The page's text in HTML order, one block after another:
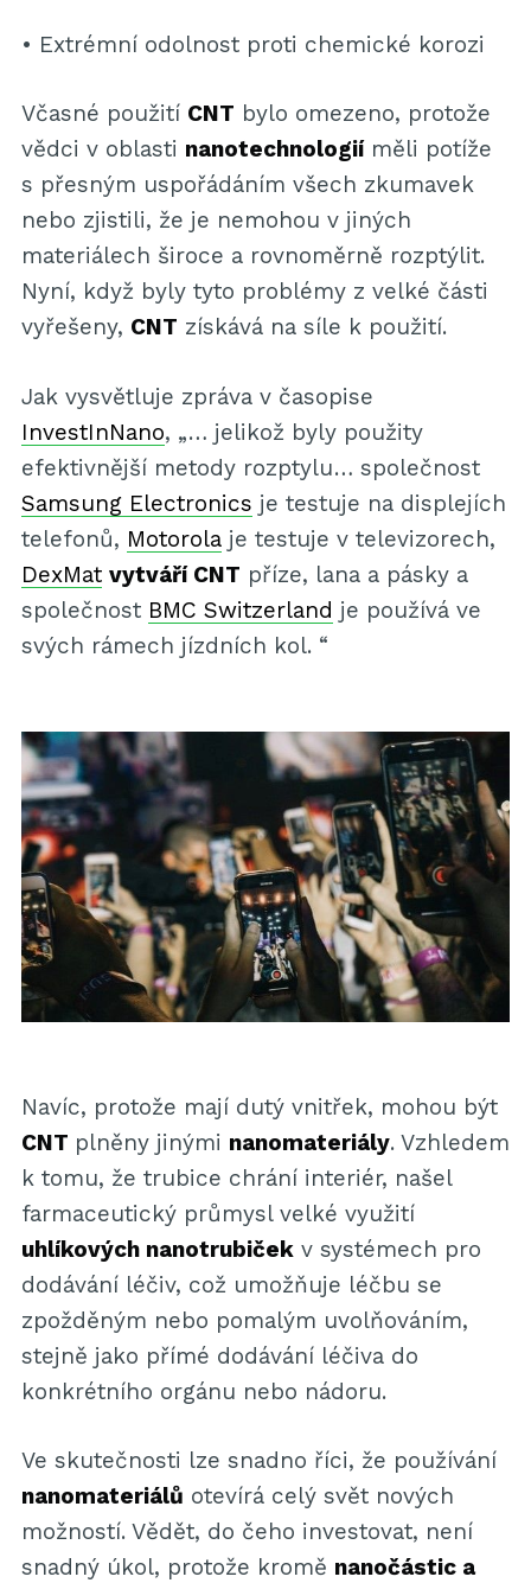
• Extrémní odolnost proti chemické korozi
Včasné použití CNT bylo omezeno, protože
vědci v oblasti nanotechnologiíměli potíže
s přesným uspořádáním všech zkumavek
nebo zjistili, že je nemohou v jiných
materiálech široce a rovnoměrně rozptýlit.
Nyní, když byly tyto problémy z velké části
vyřešeny, CNT získává na síle k použití.
Jak vysvětluje zpráva v časopise
InvestInNano, „… jelikož byly použity
efektivnější metody rozptylu… společnost
Samsung Electronics je testuje na displejích
telefonů, Motorolaje testuje v televizorech,
DexMat vytváří CNT příze, lana a pásky a
společnost BMC Switzerland je používá ve
svých rámech jízdních kol. “
Navíc, protože mají dutý vnitřek, mohou být
CNT plněny jinými nanomateriály. Vzhledem
k tomu, že trubice chrání interiér, našel
farmaceutický průmysl velké využití
uhlíkových nanotrubičekv systémech pro
dodávání léčiv, což umožňuje léčbu se
zpožděným nebo pomalým uvolňováním,
stejně jako přímé dodávání léčiva do
konkrétního orgánu nebo nádoru.
Ve skutečnosti lze snadno říci, že používání
nanomateriálů otevírá celý svět nových
možností. Vědět, do čeho investovat, není
snadný úkol, protože kromě nanočástic a